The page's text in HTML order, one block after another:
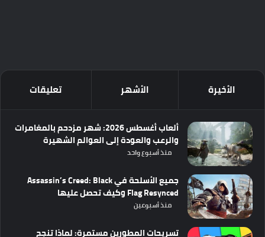
الأخيرة الأشهر تعليقات
ألعاب أغسطس 2026: شهر مزدحم بالمغامرات
والرعب والعودة إلى العوالم الشهيرة
منذ أسبوع واحد
جميع الأسلحة في Assassin’s Creed: Black
Flag Resynced وكيف تحصل عليها
منذ أسبوعين
تسريحات المطورين مستمرة: لماذا تنجح